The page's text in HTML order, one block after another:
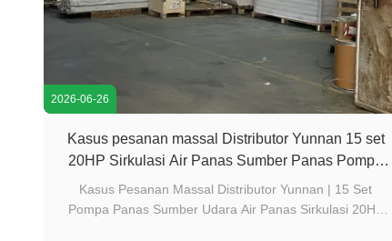
2026-06-26
Kasus pesanan massal Distributor Yunnan 15 set
20HP Sirkulasi Air Panas Sumber Panas Pompa
Proyek Ringkasan Proyek Na
Kasus Pesanan Massal Distributor Yunnan | 15 Set
Pompa Panas Sumber Udara Air Panas Sirkulasi 20HP